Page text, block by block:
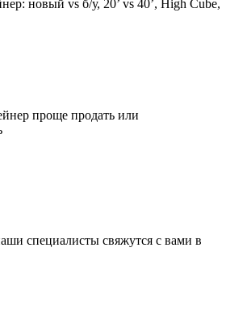
новый vs б/у, 20’ vs 40’, High Cube,
проще продать или
специалисты свяжутся с вами в